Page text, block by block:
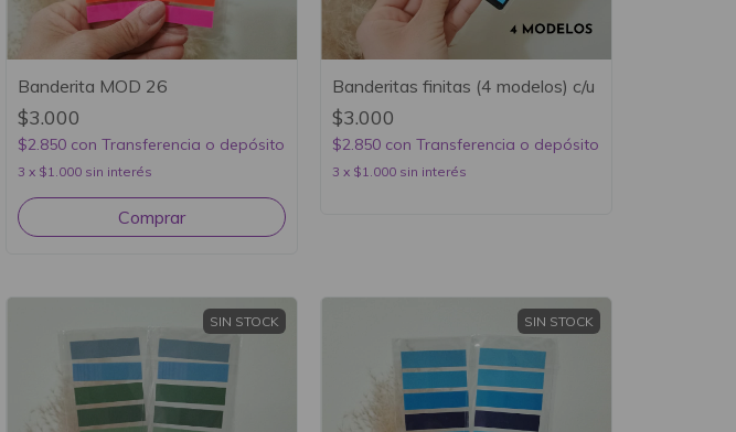
Banderita MOD 26
$3.000
$2.850 con Transferencia o depósito
3 x $1.000 sin interés
Banderitas finitas (4 modelos) c/u
$3.000
$2.850 con Transferencia o depósito
3 x $1.000 sin interés
SIN STOCK SIN STOCK